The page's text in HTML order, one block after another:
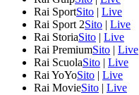
Rai SportSito | Live
Rai Sport 2Sito | Live
Rai StoriaSito | Live
Rai PremiumSito | Live
Rai ScuolaSito | Live
Rai YoYoSito | Live
Rai MovieSito | Live